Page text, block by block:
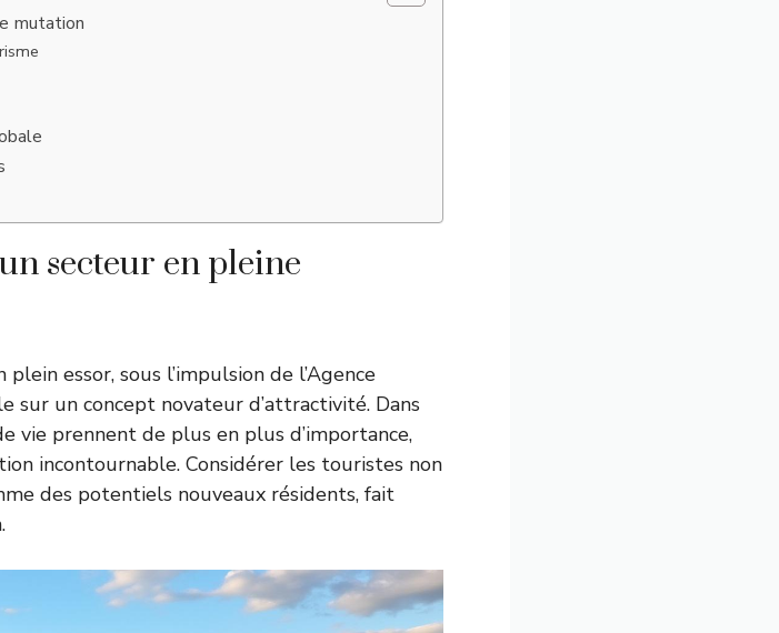
mutation
secteur en pleine
essor, sous l’impulsion de l’Agence
un concept novateur d’attractivité. Dans
vie prennent de plus en plus d’importance,
incontournable. Considérer les touristes non
des potentiels nouveaux résidents, fait